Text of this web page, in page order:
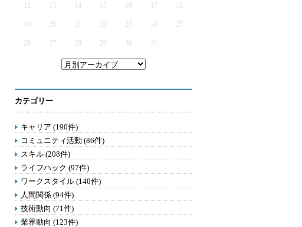
12 13 14 15 16 17
19 20 21 22 23 24 25
26 27 28 29 30 31
カテゴリー
キャリア (190件)
コミュニティ活動 (86件)
スキル (208件)
ライフハック (97件)
ワークスタイル (140件)
人間関係 (94件)
技術動向 (71件)
業界動向 (123件)